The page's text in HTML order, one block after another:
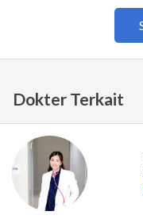
Dokter Terkait